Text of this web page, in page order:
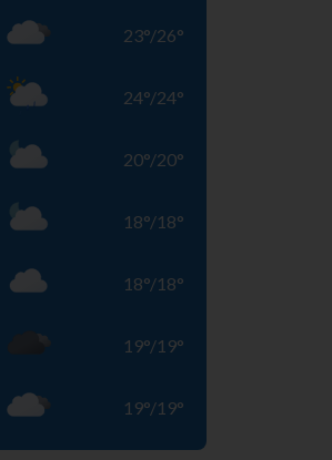
23°/26°
24°/24°
20°/20°
18°/18°
18°/18°
19°/19°
19°/19°